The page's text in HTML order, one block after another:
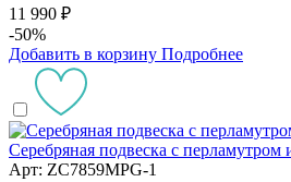
11 990 ₽
-50%
Добавить в корзину Подробнее
Серебряная подвеска с перламутром
Арт: ZC7859MPG-1